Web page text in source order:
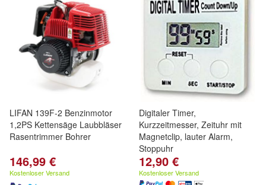
LIFAN 139F-2 Benzinmotor
1,2PS Kettensäge Laubbläser
Rasentrimmer Bohrer
146,99 €
Kostenloser Versand
Digitaler Timer,
Kurzzeitmesser, Zeituhr mit
Magnetclip, lauter Alarm,
Stoppuhr
12,90 €
Kostenloser Versand